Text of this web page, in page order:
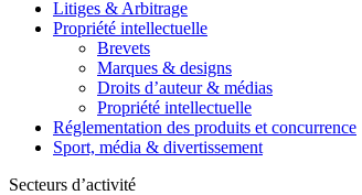
Litiges & Arbitrage
Propriété intellectuelle
Brevets
Marques & designs
Droits d’auteur & médias
Propriété intellectuelle
Réglementation des produits et concurrence
Sport, média & divertissement
Secteurs d’activité